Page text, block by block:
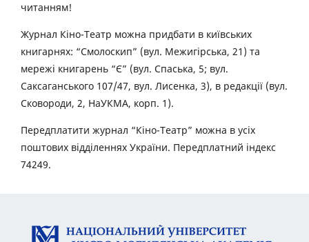
читанням!
Журнал Кіно-Театр можна придбати в київських
книгарнях: “Смолоскип” (вул. Межигірська, 21) та
мережі книгарень “Є” (вул. Спаська, 5; вул.
Саксаганського 107/47, вул. Лисенка, 3), в редакції (вул.
Сковороди, 2, НаУКМА, корп. 1).
Передплатити журнал “Кіно-Театр” можна в усіх
поштових відділеннях України. Передплатний індекс
74249.